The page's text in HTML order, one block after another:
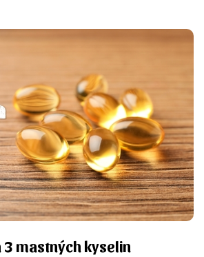
3 mastných kyselin